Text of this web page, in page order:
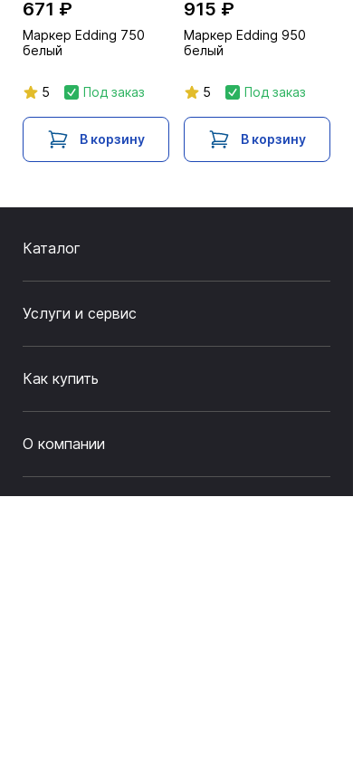
671 ₽
Маркер Edding 750
белый
5 Под заказ
В корзину
915 ₽
Маркер Edding 950
белый
5 Под заказ
В корзину
Каталог
Услуги и сервис
Как купить
О компании